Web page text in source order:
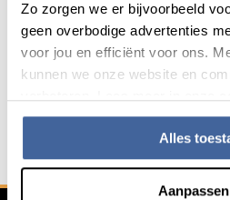
Zo zorgen we er bijvoorbeeld
geen overbodige advertenties
voor jou en efficiënt voor ons.
kunnen we onze website en
Alles
Aanpassen
Contact
Heb je een vraag neem contact
Service & contact
Algemene informatie